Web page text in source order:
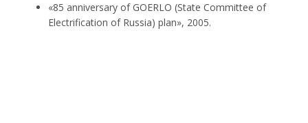
«85 anniversary of GOERLO (State Committee of
Electrification of Russia) plan», 2005.